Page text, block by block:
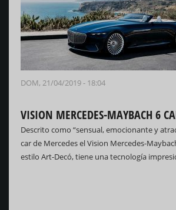
DOM, 21/04/2019 - 18:04
VISION MERCEDES-MAYBACH 6
Descrito como “sensual, emocionante y
car de Mercedes el Vision Mercedes-
estilo Art-Decó, tiene una tecnología